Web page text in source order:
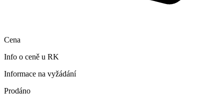
Cena
Info o ceně u RK
Informace na vyžádání
Prodáno